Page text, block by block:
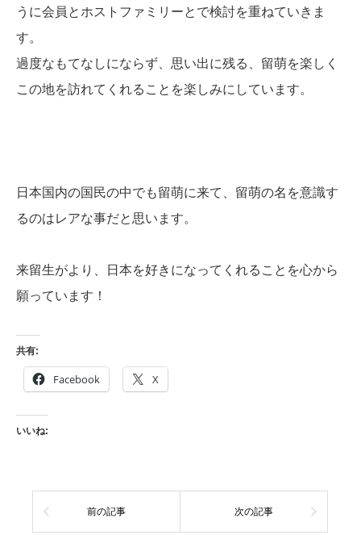
うに会員とホストファミリーとで検討を重ねていきま
す。
過度なもてなしにならず、思い出に残る、留萌を楽しく
この地を訪れてくれることを楽しみにしています。
日本国内の国民の中でも留萌に来て、留萌の名を意識す
るのはレアな事だと思います。
来留生がより、日本を好きになってくれることを心から
願っています！
共有:
Facebook X
いいね:
前の記事 次の記事